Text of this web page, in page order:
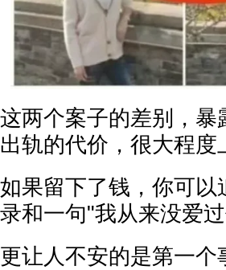
这两个案子的差别，
出轨的代价，很大程
如果留下了钱，你可
录和一句"我从来没爱
更让人不安的是第一